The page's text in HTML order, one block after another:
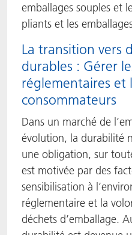
emballages souples et
pliants et les
La transition vers
durables : Gérer
réglementaires et
consommateurs
Dans un marché de
évolution, la durabilité
une obligation, sur
est motivée par des
sensibilisation à
réglementaire et la
déchets d’emballage.